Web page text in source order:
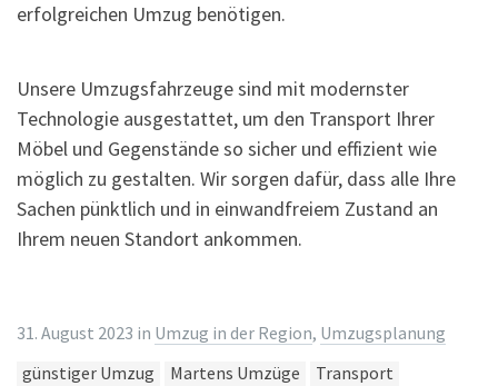
erfolgreichen Umzug benötigen.
Unsere Umzugsfahrzeuge sind mit modernster
Technologie ausgestattet, um den Transport Ihrer
Möbel und Gegenstände so sicher und effizient wie
möglich zu gestalten. Wir sorgen dafür, dass alle Ihre
Sachen pünktlich und in einwandfreiem Zustand an
Ihrem neuen Standort ankommen.
31. August 2023 in Umzug in der Region, Umzugsplanung
Tags:
günstiger Umzug Martens Umzüge
Transport